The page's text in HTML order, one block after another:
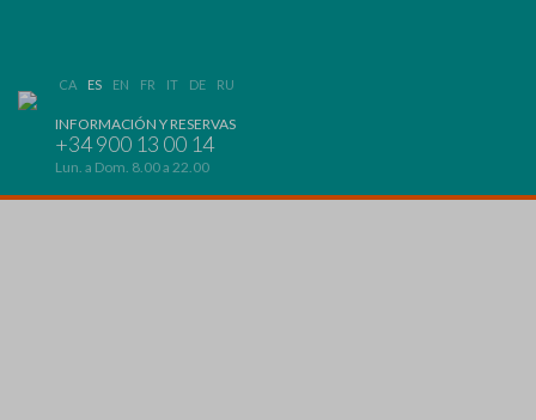
CA ES EN FR IT DE RU
INFORMACIÓN Y RESERVAS
+34 900 13 00 14
Lun. a Dom. 8.00 a 22.00